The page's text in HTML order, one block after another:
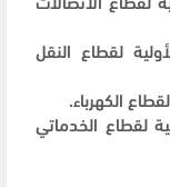
لقطاع النقل
لقطاع الخدماتي